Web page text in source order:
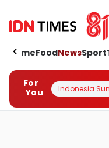
HomeFoodNewsSport
For
You
Indonesia